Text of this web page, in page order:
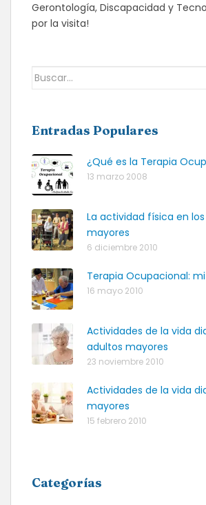
Gerontología, Discapacidad y
por la visita!
Buscar:
Entradas Populares
¿Qué es la Terapia
13 marzo 2008
La actividad física en
mayores
6 diciembre 2010
Terapia Ocupacional:
16 mayo 2010
Actividades de la vida
adultos mayores
23 noviembre 2010
Actividades de la vida
mayores
15 febrero 2010
Categorías